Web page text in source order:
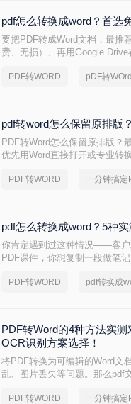
pdf怎么转换成word？首选
要把PDF转成Word文档，最推
费、无损）、再用Google
PDF转WORD
pdf转word怎么保留原排版
PDF转Word怎么保留原排版
优先用Word直接打开或专业转
则。
PDF转WORD
pdf怎么转换成word？5种
你肯定遇到过这种情况——客户
PDF课件，你想复制一段做笔
PDF转WORD
PDF转Word的4种方法实
OCR识别方案选择！
将PDF转换为可编辑的Word文
乱、图片丢失等问题。那么pdf
PDF转WORD